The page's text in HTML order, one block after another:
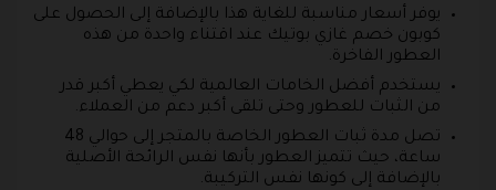
يوفر أسعار مناسبة للغاية هذا بالإضافة إلى الحصول على
كوبون خصم غازي بوتيك عند اقتناء واحدة من هذه
العطور الفاخرة.
يستخدم أفضل الخامات العالمية لكي يعطي أكبر قدر
من الثبات للعطور وحتى تلقى أكبر دعم من العملاء.
تصل مدة ثبات العطور الخاصة بالمتجر إلى حوالي 48
ساعة، حيث تتميز العطور بأنها نفس الرائحة الأصلية
بالإضافة إلى كونها نفس التركيبة.